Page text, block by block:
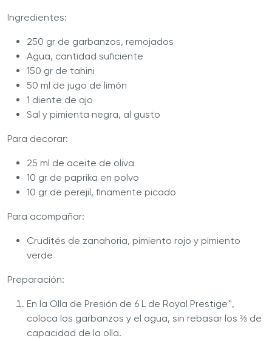
Ingredientes:
250 gr de garbanzos, remojados
Agua, cantidad suficiente
150 gr de tahini
50 ml de jugo de limón
1 diente de ajo
Sal y pimienta negra, al gusto
Para decorar:
25 ml de aceite de oliva
10 gr de paprika en polvo
10 gr de perejil, finamente picado
Para acompañar:
Crudités de zanahoria, pimiento rojo y pimiento
verde
Preparación:
En la Olla de Presión de 6 L de Royal Prestige®,
coloca los garbanzos y el agua, sin rebasar los ⅔ de
capacidad de la olla.